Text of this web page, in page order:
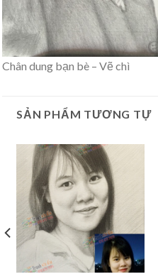
Chân dung bạn bè – Vẽ chì
SẢN PHẨM TƯƠNG TỰ